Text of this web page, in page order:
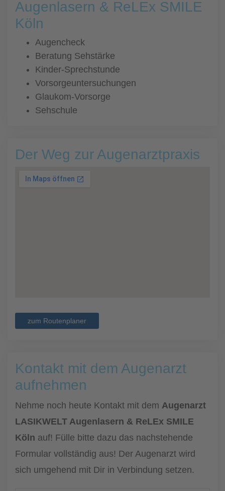
Augenlasern & ReLEx SMILE
Köln
Augencheck
Beratung Sehstärke
Kinder-Sprechstunde
Vorsorgeuntersuchungen
Glaukom-Vorsorge
Sehschule
Der Weg zur Augenarztpraxis
zum Routenplaner
Kontakt mit dem Augenarzt
aufnehmen
Nehme noch heute Kontakt mit dem Augenarzt
LASIKWELT Augenlasern & ReLEx SMILE
Köln auf! Fülle bitte dazu das nachstehende
Formular vollständig aus! Der Augenarzt wird
sich umgehend mit Dir in Verbindung setzen.